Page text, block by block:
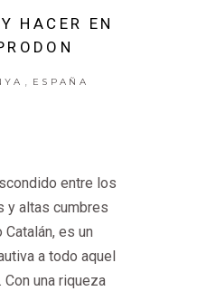
HACER EN
, ESPAÑA
entre los
y altas cumbres
es un
a todo aquel
una riqueza